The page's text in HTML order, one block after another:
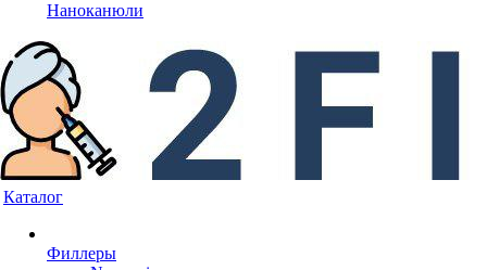
Наноканюли
Каталог
Филлеры